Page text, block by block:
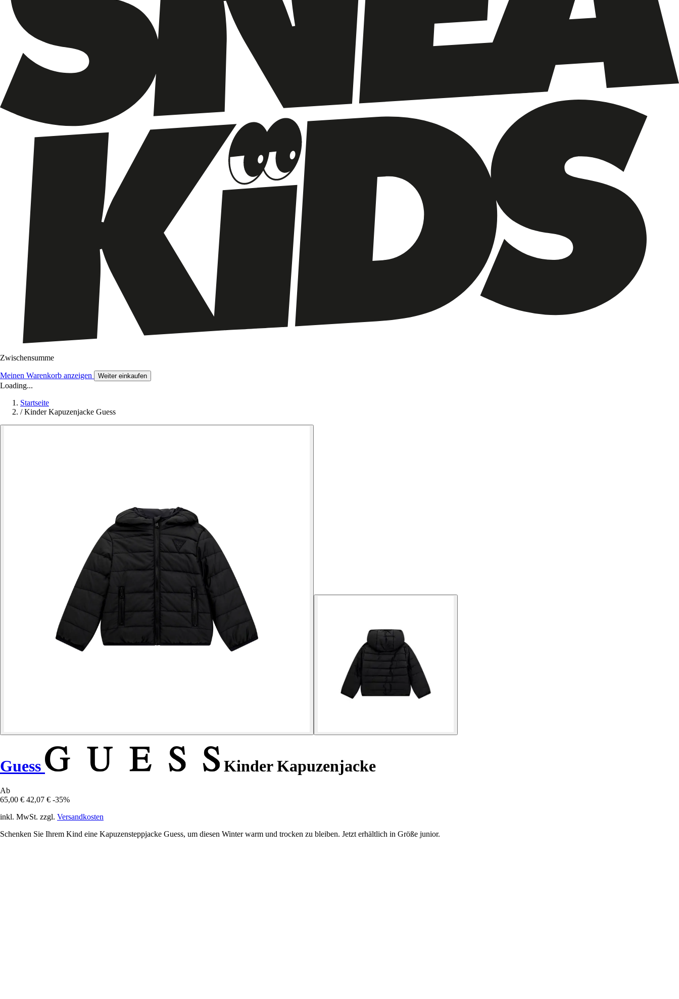
Zwischensumme
Meinen Warenkorb anzeigen Weiter einkaufen
Loading...
Startseite
/ Kinder Kapuzenjacke Guess
Guess Kinder Kapuzenjacke
Ab
65,00 € 42,07 € -35%
inkl. MwSt. zzgl. Versandkosten
Schenken Sie Ihrem Kind eine Kapuzensteppjacke Guess, um diesen Winter warm und trocken zu bleiben. Jetzt erhältlich in Größe junior.